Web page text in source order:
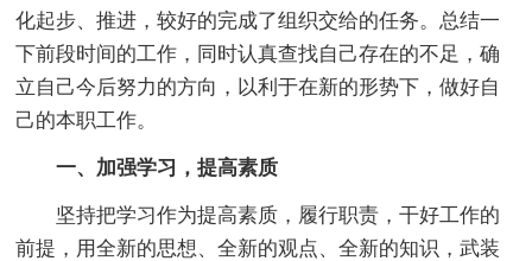
化起步、推进，较好的完成了组织交给的任务。总结一
下前段时间的工作，同时认真查找自己存在的不足，确
立自己今后努力的方向，以利于在新的形势下，做好自
己的本职工作。
一、加强学习，提高素质
坚持把学习作为提高素质，履行职责，干好工作的
前提，用全新的思想、全新的观点、全新的知识，武装